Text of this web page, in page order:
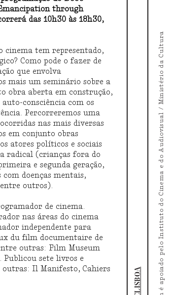
through
das 10h30 às 18h30,
cinema tem representado,
Como pode o fazer de
que envolva
mais um seminário sobre a
obra aberta em construção,
consciência com os
Percorreremos uma
nas mais diversas
em conjunto obras
atores políticos e sociais
radical (crianças fora do
e segunda geração,
com doenças mentais,
outros).
de cinema.
nas áreas do cinema
independente para
du film documentaire de
outras: Film Museum
Publicou sete livros e
Il Manifesto, Cahiers
O Doc's Kingdom é apoiado pelo Instituto do Cinema e do Audiovisual / Ministério da Cultura